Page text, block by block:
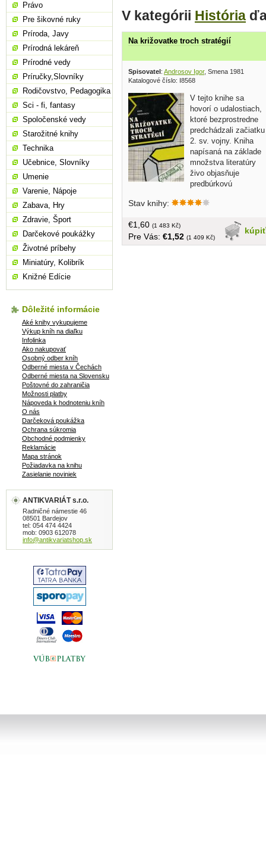
V kategórii História
Na križovatke troch stratégií
Spisovatel: Androsov Igor, Smena 1981
Katalogové číslo: I8568
V tejto knihe sa
hovorí o udalostiach,
ktoré bezprostredne
predchádzali začiatku
2. sv. vojny. Kniha
napísaná na základe
množstva literatúry
živo objasňuje
predbúrkovú
podstatu medzinárodnej politiky v tomto
tvrdá väzba, 175 strán
Stav knihy:
kúpiť
€1,60 (1 483 Kč)
Pre Vás: €1,52 (1 409 Kč)
Právo
Pre šikovné ruky
Príroda, Javy
Prírodná lekáreň
Prírodné vedy
Príručky,Slovníky
Rodičovstvo, Pedagogika
Sci - fi, fantasy
Spoločenské vedy
Starožitné knihy
Technika
Učebnice, Slovníky
Umenie
Varenie, Nápoje
Zabava, Hry
Zdravie, Šport
Darčekové poukážky
Životné príbehy
Miniatúry, Kolibrík
Knižné Edície
Dôležité informácie
Aké knihy vykupujeme
Výkup kníh na diaľku
Infolinka
Ako nakupovať
Osobný odber kníh
Odberné miesta v Čechách
Odberné miesta na Slovensku
Poštovné do zahraničia
Možnosti platby
Nápoveda k hodnoteniu kníh
O nás
Darčeková poukážka
Ochrana súkromia
Obchodné podmienky
Reklamácie
Mapa stránok
Požiadavka na knihu
Zasielanie noviniek
ANTIKVARIÁT s.r.o.
Radničné námestie 46
08501 Bardejov
tel: 054 474 4424
mob: 0903 612078
info@antikvariatshop.sk